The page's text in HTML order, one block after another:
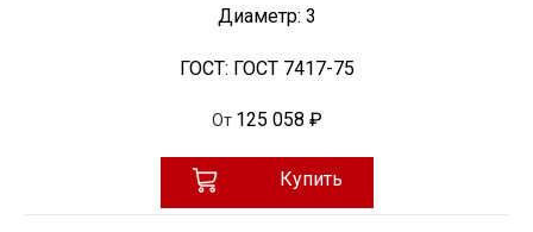
Диаметр: 3
ГОСТ: ГОСТ 7417-75
От 125 058 ₽
Купить